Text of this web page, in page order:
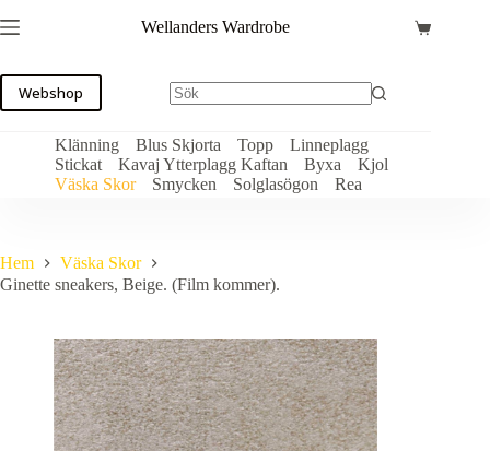
till
Wellanders Wardrobe Varukorg
Webshop
Klänning Blus Skjorta Topp
Linneplagg
Stickat
Kavaj Ytterplagg Kaftan Byxa
Kjol
Väska Skor
Smycken Solglasögon Rea
Hem
Väska Skor
Ginette sneakers, Beige. (Film kommer).